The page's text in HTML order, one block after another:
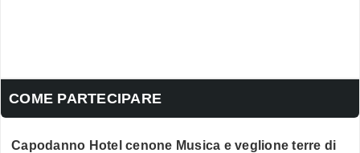
COME PARTECIPARE
Capodanno Hotel cenone Musica e veglione terre di